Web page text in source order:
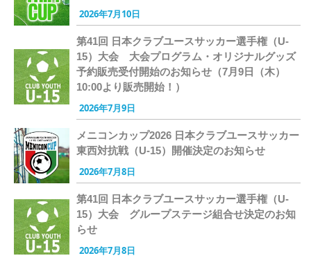
2026年7月10日
第41回 日本クラブユースサッカー選手権（U-
15）大会 大会プログラム・オリジナルグッズ
予約販売受付開始のお知らせ（7月9日（木）
10:00より販売開始！）
2026年7月9日
メニコンカップ2026 日本クラブユースサッカー
東西対抗戦（U-15）開催決定のお知らせ
2026年7月8日
第41回 日本クラブユースサッカー選手権（U-
15）大会 グループステージ組合せ決定のお知
らせ
2026年7月8日